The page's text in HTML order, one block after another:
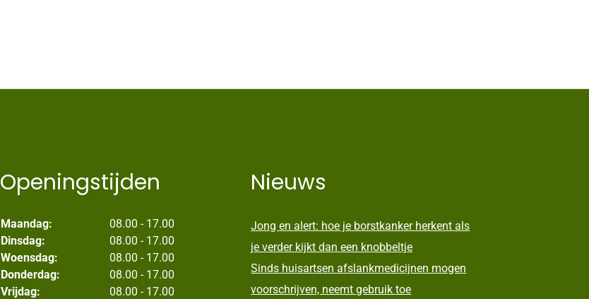
Openingstijden
Maandag:
08.00 - 17.00
Dinsdag:
08.00 - 17.00
Woensdag:
08.00 - 17.00
Donderdag:
08.00 - 17.00
Vrijdag:
08.00 - 17.00
Nieuws
Jong en alert: hoe je borstkanker herkent als
je verder kijkt dan een knobbeltje
Sinds huisartsen afslankmedicijnen mogen
voorschrijven, neemt gebruik toe